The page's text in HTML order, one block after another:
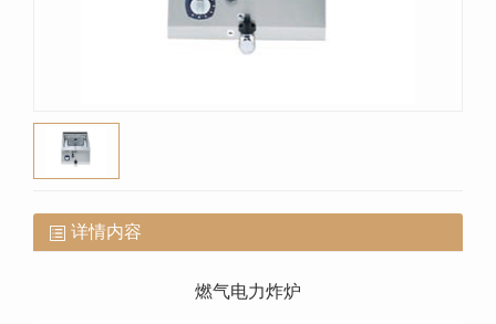
详情内容
燃气电力炸炉